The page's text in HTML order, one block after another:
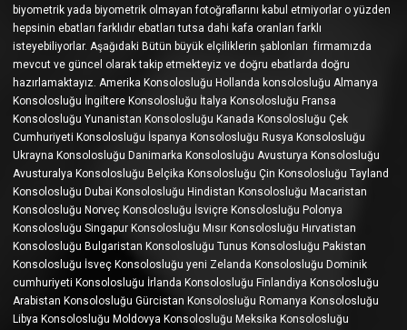
biyometrik yada biyometrik olmayan fotoğraflarını kabul etmiyorlar o yüzden
hepsinin ebatları farklıdır ebatları tutsa dahi kafa oranları farklı
isteyebiliyorlar. Aşağıdaki Bütün büyük elçiliklerin şablonları firmamızda
mevcut ve güncel olarak takip etmekteyiz ve doğru ebatlarda doğru
hazırlamaktayız. Amerika Konsolosluğu Hollanda konsolosluğu Almanya
Konsolosluğu İngiltere Konsolosluğu İtalya Konsolosluğu Fransa
Konsolosluğu Yunanistan Konsolosluğu Kanada Konsolosluğu Çek
Cumhuriyeti Konsolosluğu İspanya Konsolosluğu Rusya Konsolosluğu
Ukrayna Konsolosluğu Danimarka Konsolosluğu Avusturya Konsolosluğu
Avusturalya Konsolosluğu Belçika Konsolosluğu Çin Konsolosluğu Tayland
Konsolosluğu Dubai Konsolosluğu Hindistan Konsolosluğu Macaristan
Konsolosluğu Norveç Konsolosluğu İsviçre Konsolosluğu Polonya
Konsolosluğu Singapur Konsolosluğu Mısır Konsolosluğu Hırvatistan
Konsolosluğu Bulgaristan Konsolosluğu Tunus Konsolosluğu Pakistan
Konsolosluğu İsveç Konsolosluğu yeni Zelanda Konsolosluğu Dominik
cumhuriyeti Konsolosluğu İrlanda Konsolosluğu Finlandiya Konsolosluğu
Arabistan Konsolosluğu Gürcistan Konsolosluğu Romanya Konsolosluğu
Libya Konsolosluğu Moldovya Konsolosluğu Meksika Konsolosluğu